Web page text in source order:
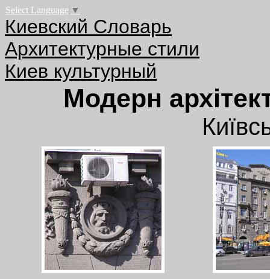
Select Language ▼
Киевский Словарь
Архитектурные стили
Киев культурный
Модерн